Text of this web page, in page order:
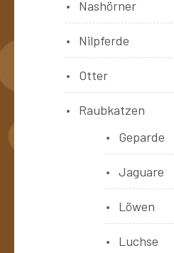
Nashörner
Nilpferde
Otter
Raubkatzen
Geparde
Jaguare
Löwen
Luchse